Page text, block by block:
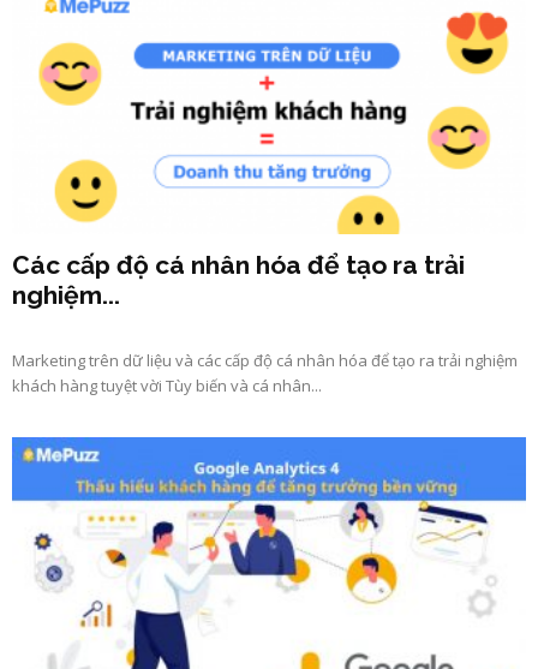
Các cấp độ cá nhân hóa để tạo ra trải
nghiệm...
Marketing trên dữ liệu và các cấp độ cá nhân hóa để tạo ra trải nghiệm
khách hàng tuyệt vời Tùy biến và cá nhân...